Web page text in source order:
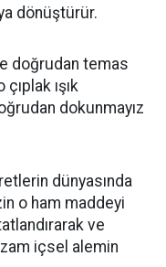
dönüştürür.
doğrudan temas
ışık
dokunmayız
dünyasında
o ham maddeyi
ve
içsel alemin